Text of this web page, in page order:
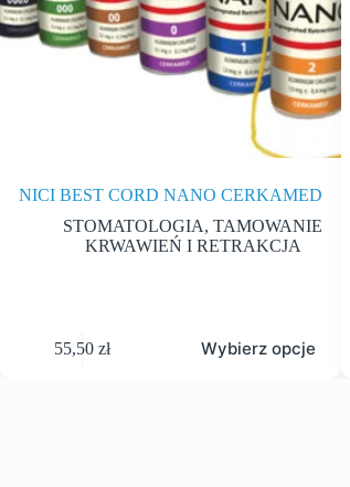
NICI BEST CORD NANO CERKAMED
STOMATOLOGIA,TAMOWANIE
KRWAWIEŃ I RETRAKCJA
55,50zł Wybierz opcje